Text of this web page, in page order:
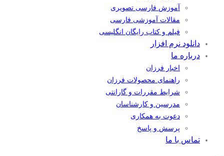
آموزش فارسی تصویری
مقالات آموزشی فارسی
فیلم و کتاب رایگان انگلیسی
دانلود نرم افزار
درباره ما
اخبار فرزان
راهنمای محصولات فرزان
شرایط مقررات و گارانتی
مدرسین و کارشناسان
دعوت به همکاری
پرسش و پاسخ
تماس با ما